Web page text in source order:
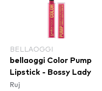
BELLAOGGI
bellaoggi Color Pump
Lipstick - Bossy Lady
Ruj